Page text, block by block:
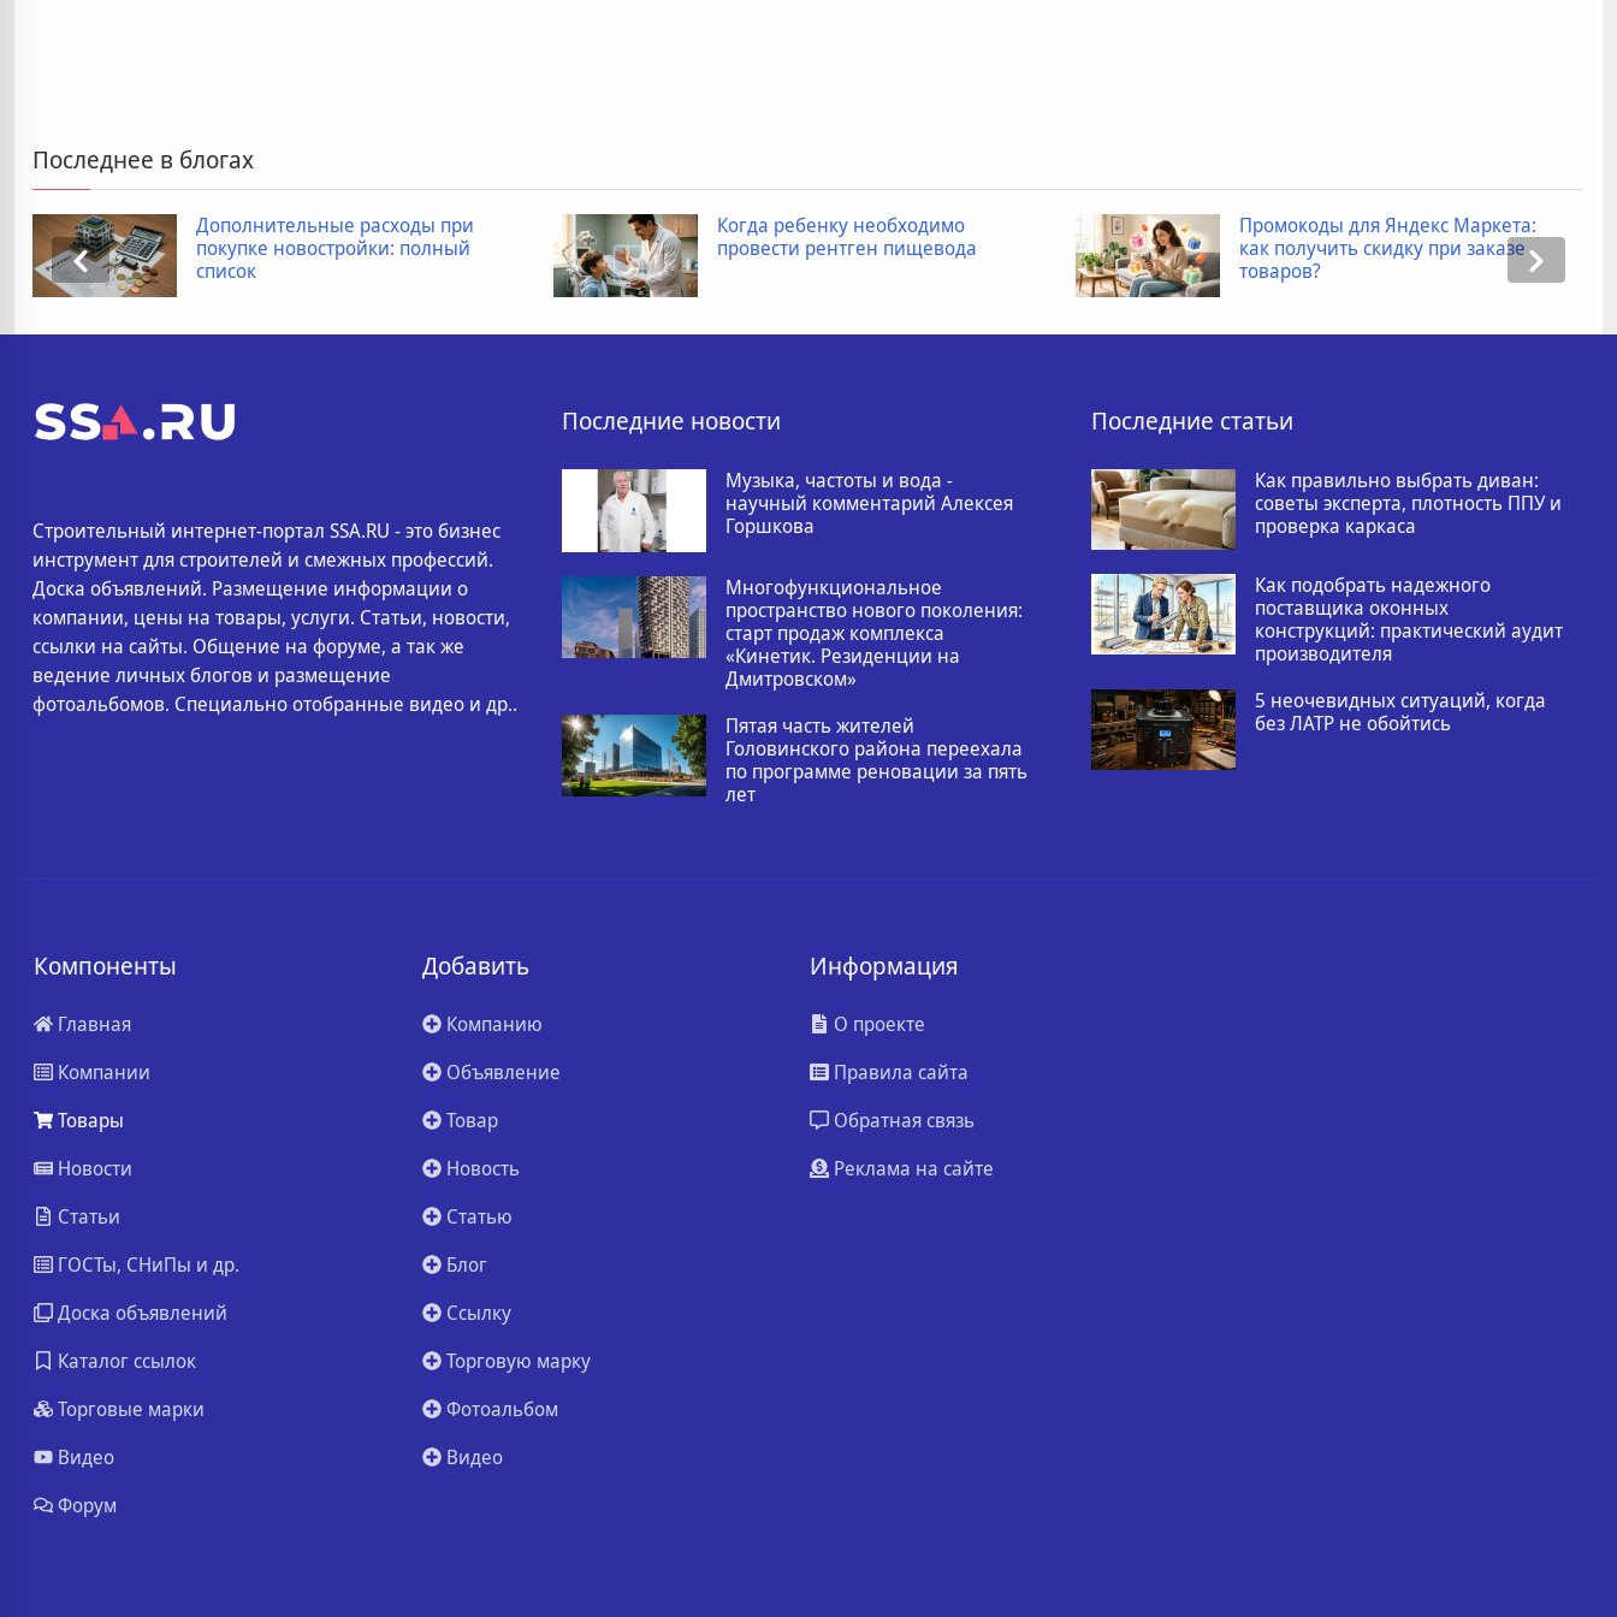
Последнее в блогах
Дополнительные расходы при
покупке новостройки: полный
список
Когда ребенку необходимо
провести рентген пищевода
Промокоды для Яндекс Маркета:
как получить скидку при заказе
товаров?
Строительный интернет-портал SSA.RU - это бизнес
инструмент для строителей и смежных профессий.
Доска объявлений. Размещение информации о
компании, цены на товары, услуги. Статьи, новости,
ссылки на сайты. Общение на форуме, а так же
ведение личных блогов и размещение
фотоальбомов. Специально отобранные видео и др..
Последние новости
Музыка, частоты и вода -
научный комментарий Алексея
Горшкова
Многофункциональное
пространство нового поколения:
старт продаж комплекса
«Кинетик. Резиденции на
Дмитровском»
Пятая часть жителей
Головинского района переехала
по программе реновации за пять
лет
Последние статьи
Как правильно выбрать диван:
советы эксперта, плотность ППУ и
проверка каркаса
Как подобрать надежного
поставщика оконных
конструкций: практический аудит
производителя
5 неочевидных ситуаций, когда
без ЛАТР не обойтись
Компоненты
Главная
Компании
Товары
Новости
Статьи
ГОСТы, СНиПы и др.
Доска объявлений
Каталог ссылок
Торговые марки
Видео
Форум
Добавить
Компанию
Объявление
Товар
Новость
Статью
Блог
Ссылку
Торговую марку
Фотоальбом
Видео
Информация
О проекте
Правила сайта
Обратная связь
Реклама на сайте